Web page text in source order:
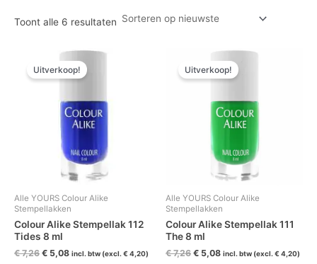
Toont alle 6 resultaten
Uitverkoop!
Alle YOURS Colour Alike
Stempellakken
Colour Alike Stempellak 112
Tides 8 ml
€7,26
Oorspronkelijke
prijs
was:
€ 5,08
Huidige
prijs
is:
incl. btw (excl. € 4,20)
Uitverkoop!
Alle YOURS Colour Alike
Stempellakken
Colour Alike Stempellak 111
The 8 ml
€7,26
Oorspronkelijke
prijs
was:
€ 5,08
Huidige
prijs
is:
incl. btw (excl. € 4,20)